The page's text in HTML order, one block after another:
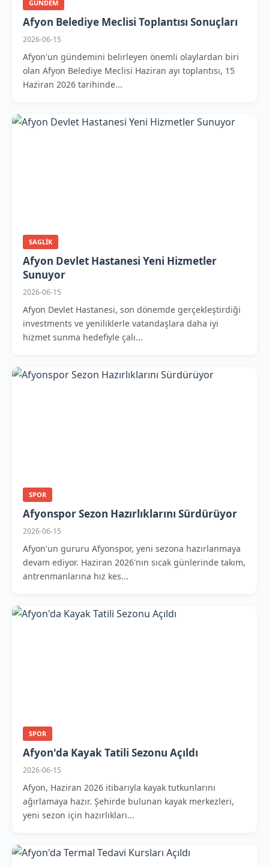
GUNDEM
Afyon Belediye Meclisi Toplantısı Sonuçları
2026-06-15
Afyon'un gündemini belirleyen önemli olaylardan biri
olan Afyon Belediye Meclisi Haziran ayı toplantısı, 15
Haziran 2026 tarihinde...
SAGLIK
Afyon Devlet Hastanesi Yeni Hizmetler
Sunuyor
2026-06-15
Afyon Devlet Hastanesi, son dönemde gerçekleştirdiği
investments ve yeniliklerle vatandaşlara daha iyi
hizmet sunma hedefiyle çalı...
SPOR
Afyonspor Sezon Hazırlıklarını Sürdürüyor
2026-06-15
Afyon'un gururu Afyonspor, yeni sezona hazırlanmaya
devam ediyor. Haziran 2026'nın sıcak günlerinde takım,
antrenmanlarına hız kes...
SPOR
Afyon'da Kayak Tatili Sezonu Açıldı
2026-06-15
Afyon, Haziran 2026 itibarıyla kayak tutkunlarını
ağırlamaya hazır. Şehirde bulunan kayak merkezleri,
yeni sezon için hazırlıkları...